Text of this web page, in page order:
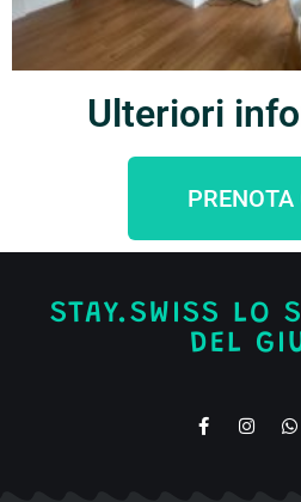
Ulteriori
PRENOTA
STAY.SWISS LO
DEL